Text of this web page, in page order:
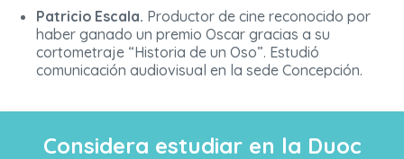
Patricio Escala. Productor de cine reconocido por
haber ganado un premio Oscar gracias a su
cortometraje “Historia de un Oso”. Estudió
comunicación audiovisual en la sede Concepción.
Considera estudiar en la Duoc